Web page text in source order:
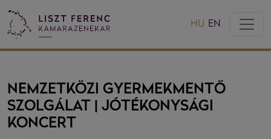
HU EN
NEMZETKÖZI GYERMEKMENTŐ
SZOLGÁLAT | JÓTÉKONYSÁGI
KONCERT